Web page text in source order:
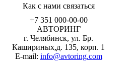
Как с нами связаться
+7 351 000-00-00
АВТОРИНГ
г. Челябинск, ул. Бр.
Кашириных,д. 135, корп. 1
E-mail: info@avtoring.com